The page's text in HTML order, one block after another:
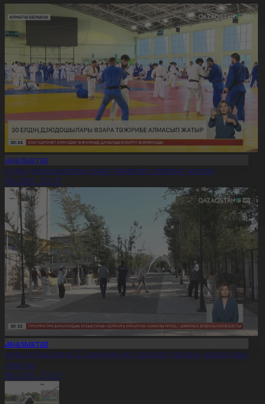
елдің дзюдошылары өзара тәжірибе алмасып жатыр
20:22
облысында 22 мыңнан аса тұрғын тазалық жұмысына
20:20